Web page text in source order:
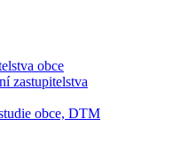
obce
zastupitelstva
obce, DTM